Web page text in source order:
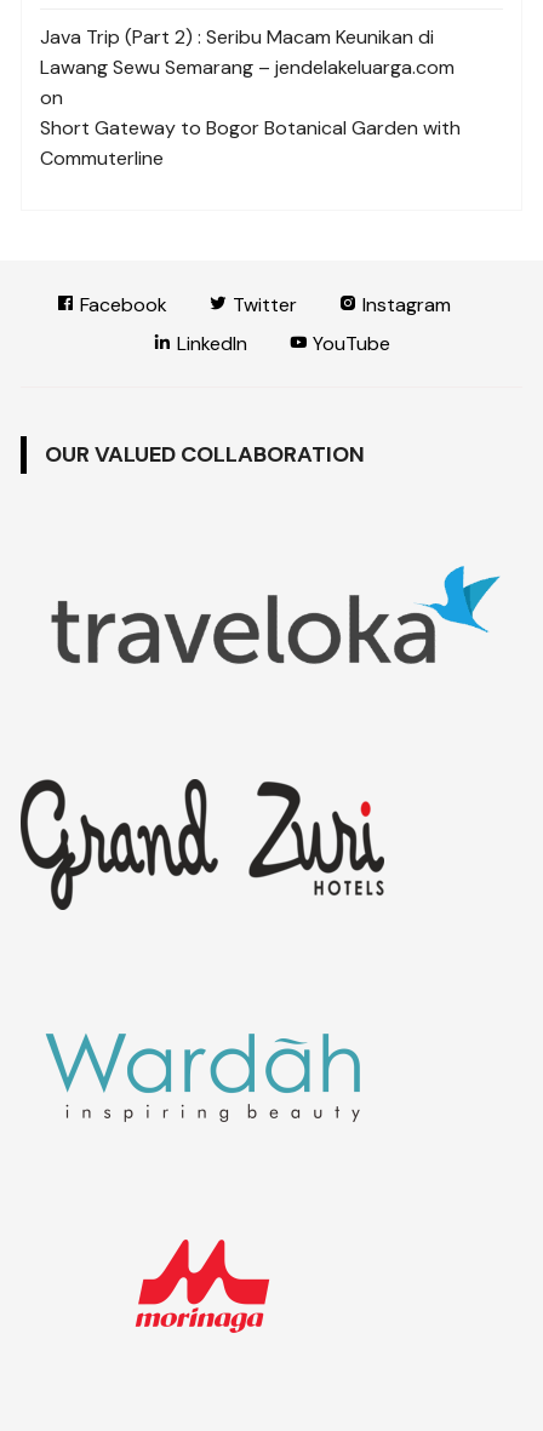
Java Trip (Part 2) : Seribu Macam Keunikan di
Lawang Sewu Semarang – jendelakeluarga.com
on
Short Gateway to Bogor Botanical Garden with
Commuterline
Facebook Twitter
Instagram
LinkedIn
YouTube
OUR VALUED COLLABORATION